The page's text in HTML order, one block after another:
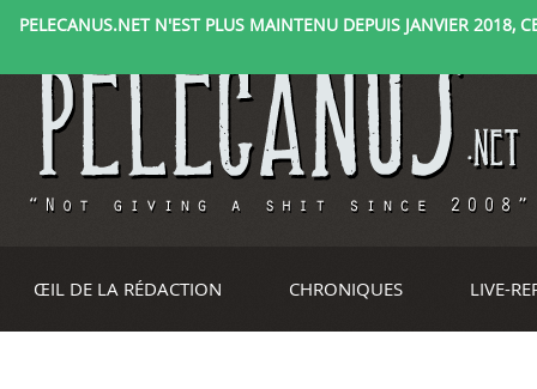
PELECANUS.NET N'EST PLUS MAINTENU DEPUIS JANVIER 2018,
ŒIL DE LA RÉDACTION CHRONIQUES LIVE-